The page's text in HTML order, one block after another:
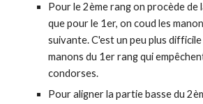
Pour le 2ème rang on procède de
que pour le 1er, on coud les
suivante. C'est un peu plus difficile
manons du 1er rang qui
condorses.
Pour aligner la partie basse du